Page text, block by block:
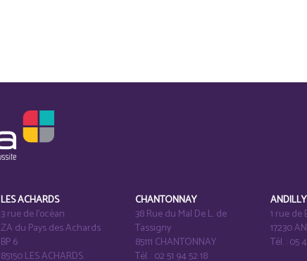
LES ACHARDS
3 rue de l’océan
ZA du Pays des Achards
BP 6
85150 LES ACHARDS
CHANTONNAY
38 Rue du Mal De L. de
Tassigny
85111 CHANTONNAY
Tél. : 02 51 94 52 18
ANDILLY
1 rue de
17230
Tél. : 05